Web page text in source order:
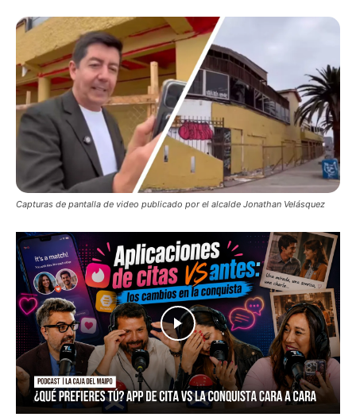
Capturas de pantalla de video publicado por el alcalde Jonathan Velásquez